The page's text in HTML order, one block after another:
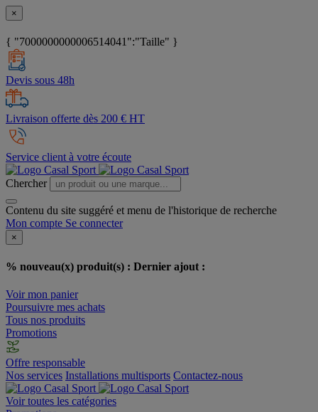
×
{ "7000000000006514041":"Taille" }
Devis sous 48h
Livraison offerte dès 200 € HT
Service client à votre écoute
Chercher
Contenu du site suggéré et menu de l'historique de recherche
Mon compte Se connecter
×
% nouveau(x) produit(s) : Dernier ajout :
Voir mon panier
Poursuivre mes achats
Tous nos produits
Promotions
Offre responsable
Nos services Installations multisports Contactez-nous
Voir toutes les catégories